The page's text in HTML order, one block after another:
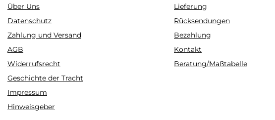
Über Uns
Datenschutz
Zahlung und Versand
AGB
Widerrufsrecht
Geschichte der Tracht
Impressum
Hinweisgeber
Lieferung
Rücksendungen
Bezahlung
Kontakt
Beratung/Maßtabelle